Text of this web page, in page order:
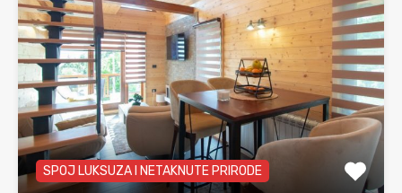
SPOJ LUKSUZA I NETAKNUTE PRIRODE